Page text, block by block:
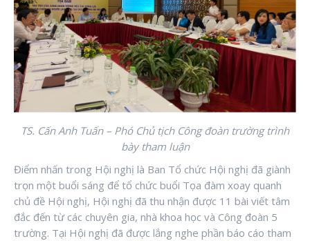
TS. Cấn Anh Tuấn – Phó Chủ tịch Công đoàn trường trình
bày tham luận
Điểm nhấn trong Hội nghị là Ban Tổ chức Hội nghị đã giành
trọn một buổi sáng để tổ chức buổi Tọa đàm xoay quanh
chủ đề Hội nghị, Hội nghị đã thu nhận được 11 bài viết tâm
đắc đến từ các chuyên gia, nhà khoa học và Công đoàn 5
trường. Tại Hội nghị đã được lắng nghe phần báo cáo tham